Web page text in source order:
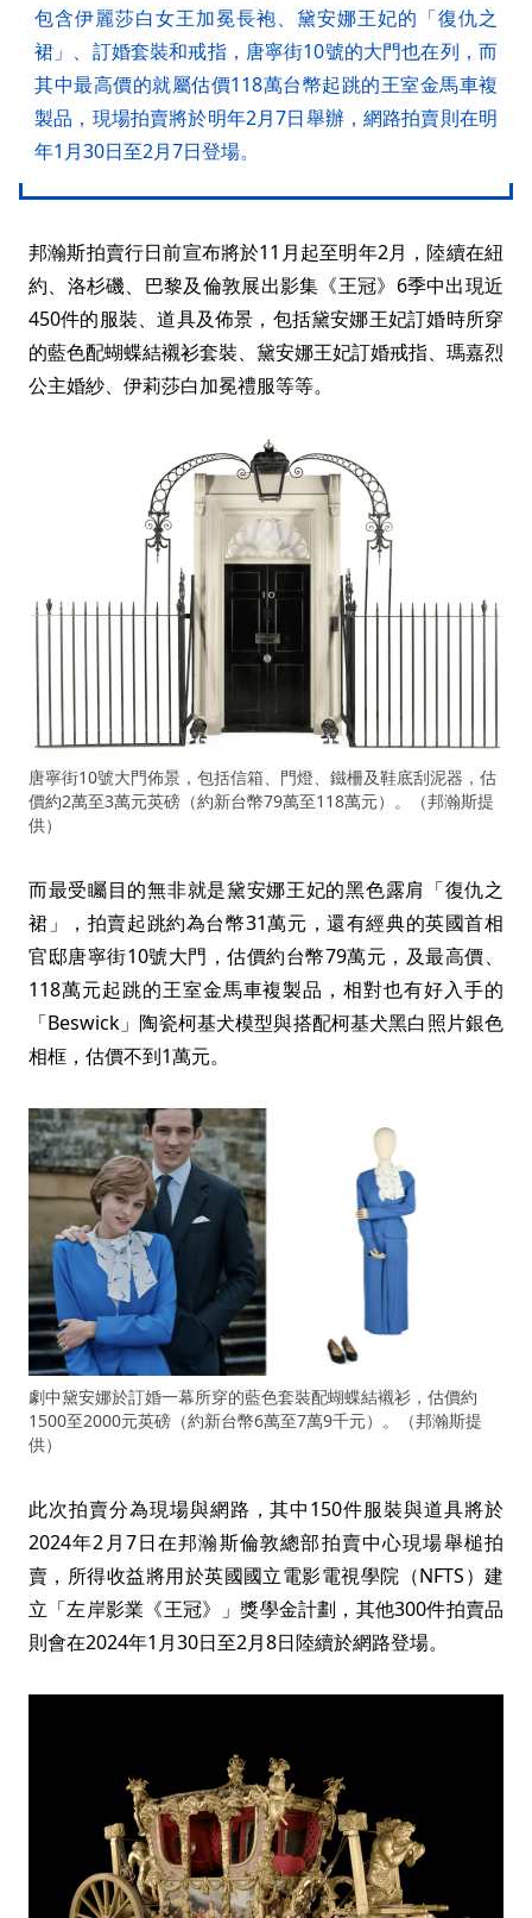
包含伊麗莎白女王加冕長袍、黛安娜王妃的「復仇之
裙」、訂婚套裝和戒指，唐寧街10號的大門也在列，而
其中最高價的就屬估價118萬台幣起跳的王室金馬車複
製品，現場拍賣將於明年2月7日舉辦，網路拍賣則在明
年1月30日至2月7日登場。
邦瀚斯拍賣行日前宣布將於11月起至明年2月，陸續在紐
約、洛杉磯、巴黎及倫敦展出影集《王冠》6季中出現近
450件的服裝、道具及佈景，包括黛安娜王妃訂婚時所穿
的藍色配蝴蝶結襯衫套裝、黛安娜王妃訂婚戒指、瑪嘉烈
公主婚紗、伊莉莎白加冕禮服等等。
唐寧街10號大門佈景，包括信箱、門燈、鐵柵及鞋底刮泥器，估
價約2萬至3萬元英磅（約新台幣79萬至118萬元）。（邦瀚斯提
供）
而最受矚目的無非就是黛安娜王妃的黑色露肩「復仇之
裙」，拍賣起跳約為台幣31萬元，還有經典的英國首相
官邸唐寧街10號大門，估價約台幣79萬元，及最高價、
118萬元起跳的王室金馬車複製品，相對也有好入手的
「Beswick」陶瓷柯基犬模型與搭配柯基犬黑白照片銀色
相框，估價不到1萬元。
劇中黛安娜於訂婚一幕所穿的藍色套裝配蝴蝶結襯衫，估價約
1500至2000元英磅（約新台幣6萬至7萬9千元）。（邦瀚斯提
供）
此次拍賣分為現場與網路，其中150件服裝與道具將於
2024年2月7日在邦瀚斯倫敦總部拍賣中心現場舉槌拍
賣，所得收益將用於英國國立電影電視學院（NFTS）建
立「左岸影業《王冠》」獎學金計劃，其他300件拍賣品
則會在2024年1月30日至2月8日陸續於網路登場。